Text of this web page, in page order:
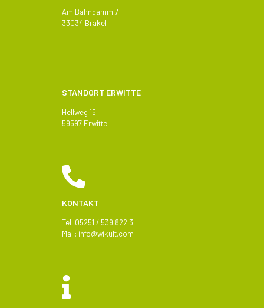
Am Bahndamm 7
33034 Brakel
STANDORT ERWITTE
Hellweg 15
59597 Erwitte
KONTAKT
Tel: 05251 / 539 822 3
Mail: info@wikult.com